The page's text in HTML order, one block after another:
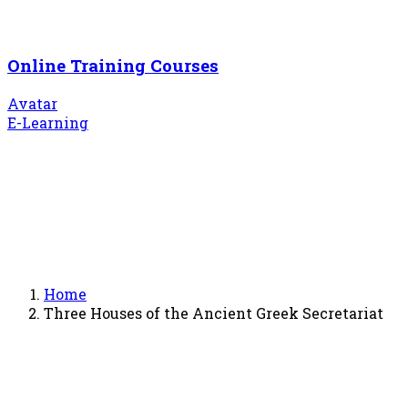
Online Training Courses
Avatar
E-Learning
Home
Three Houses of the Ancient Greek Secretariat